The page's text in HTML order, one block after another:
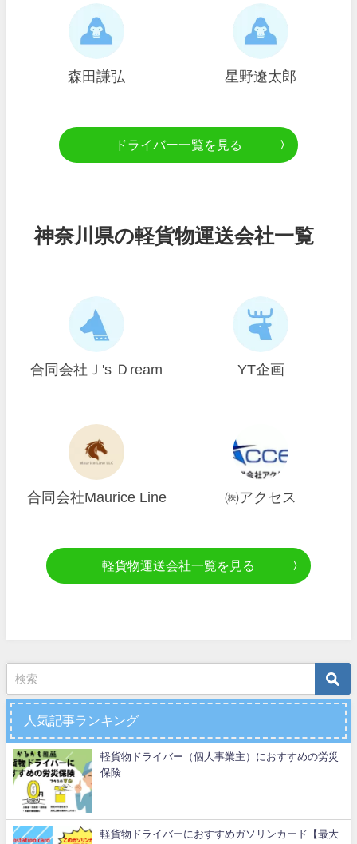
森田謙弘 星野遼太郎
ドライバー一覧を見る
神奈川県の軽貨物運送会社一覧
合同会社Ｊ's Ｄream YT企画
合同会社Maurice Line ㈱アクセス
軽貨物運送会社一覧を見る
人気記事ランキング
軽貨物ドライバー（個人事業主）におすすめの労災
保険
軽貨物ドライバーにおすすめガソリンカード【最大